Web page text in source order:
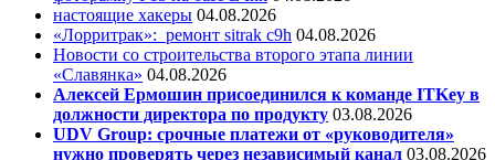
настоящие хакеры 04.08.2026
«Лорритрак»: ремонт sitrak c9h 04.08.2026
Новости со строительства второго этапа линии
«Славянка» 04.08.2026
Алексей Ермошин присоединился к команде ITKey в
должности директора по продукту 03.08.2026
UDV Group: срочные платежи от «руководителя»
нужно проверять через независимый канал 03.08.2026